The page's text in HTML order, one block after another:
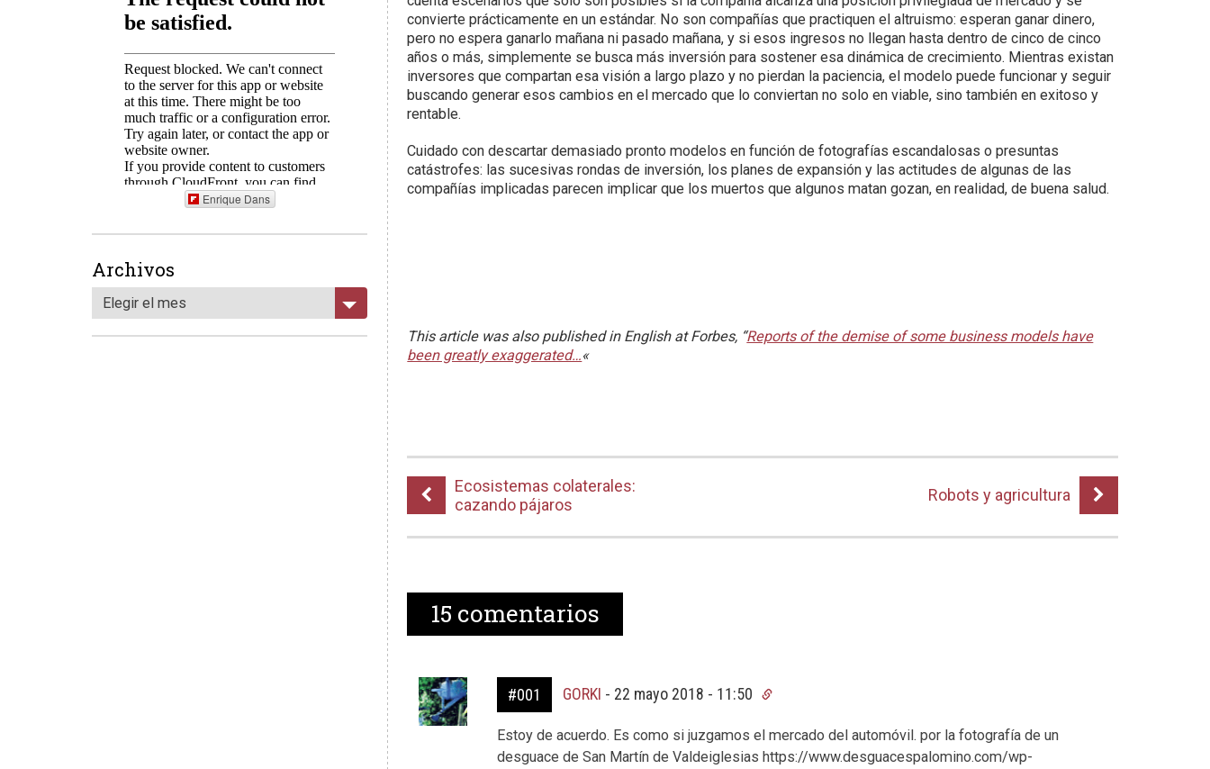
convierte prácticamente en un estándar. No son compañías que practiquen el altruismo: esperan ganar dinero,
pero no espera ganarlo mañana ni pasado mañana, y si esos ingresos no llegan hasta dentro de cinco de cinco
años o más, simplemente se busca más inversión para sostener esa dinámica de crecimiento. Mientras existan
inversores que compartan esa visión a largo plazo y no pierdan la paciencia, el modelo puede funcionar y seguir
buscando generar esos cambios en el mercado que lo conviertan no solo en viable, sino también en exitoso y
rentable.
Cuidado con descartar demasiado pronto modelos en función de fotografías escandalosas o presuntas
catástrofes: las sucesivas rondas de inversión, los planes de expansión y las actitudes de algunas de las
compañías implicadas parecen implicar que los muertos que algunos matan gozan, en realidad, de buena salud.
This article was also published in English at Forbes, “Reports of the demise of some business models have
been greatly exaggerated…«
Ecosistemas colaterales:
cazando pájaros
Robots y agricultura
15 comentarios
#001 GORKI - 22 mayo 2018 - 11:50
Estoy de acuerdo. Es como si juzgamos el mercado del automóvil. por la fotografía de un
desguace de San Martín de Valdeiglesias https://www.desguacespalomino.com/wp-
Enrique Dans
Archivos
Elegir el mes